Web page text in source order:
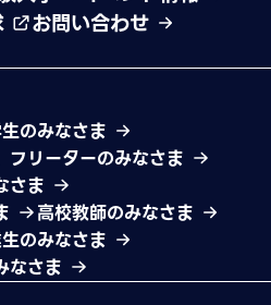
お問い合わせ
のみなさま
フリーターのみなさま
さま
高校教師のみなさま
のみなさま
なさま